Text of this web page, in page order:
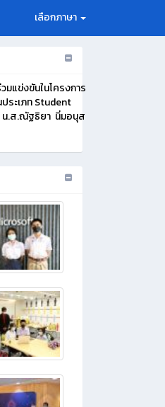
เลือกภาษา
มแข่งขันในโครงการ
ระเภท Student
น.ส.ณัฐธิยา นิ่มอนุส